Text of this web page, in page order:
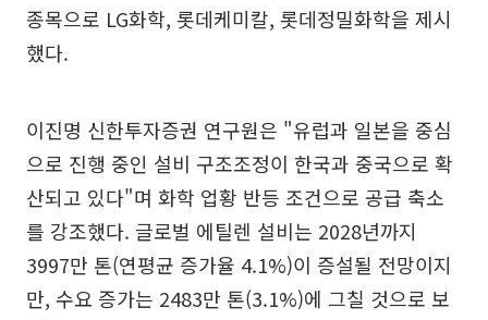
종목으로 LG화학, 롯데케미칼, 롯데정밀화학을 제시
했다.
이진명 신한투자증권 연구원은 "유럽과 일본을 중심
으로 진행 중인 설비 구조조정이 한국과 중국으로 확
산되고 있다"며 화학 업황 반등 조건으로 공급 축소
를 강조했다. 글로벌 에틸렌 설비는 2028년까지
3997만 톤(연평균 증가율 4.1%)이 증설될 전망이지
만, 수요 증가는 2483만 톤(3.1%)에 그칠 것으로 보